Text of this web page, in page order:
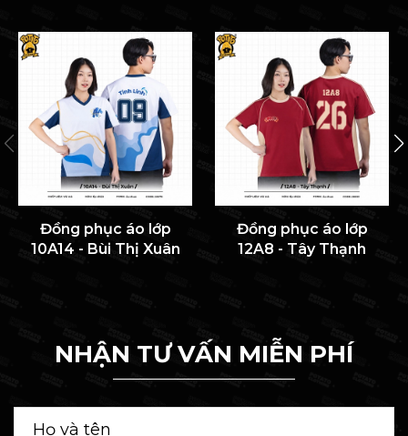
Đồng phục áo lớp
10A14 - Bùi Thị Xuân
Đồng phục áo lớp
12A8 - Tây Thạnh
NHẬN TƯ VẤN MIỄN PHÍ